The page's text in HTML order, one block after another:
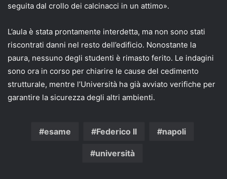
seguita dal crollo dei calcinacci in un attimo».
L’aula è stata prontamente interdetta, ma non sono stati
riscontrati danni nel resto dell’edificio. Nonostante la
paura, nessuno degli studenti è rimasto ferito. Le indagini
sono ora in corso per chiarire le cause del cedimento
strutturale, mentre l’Università ha già avviato verifiche per
garantire la sicurezza degli altri ambienti.
esame Federico II napoli
università